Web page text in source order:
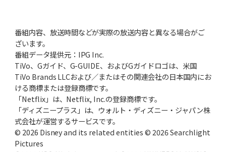
番組内容、放送時間などが実際の放送内容と異なる場合がご
ざいます。
番組データ提供元：IPG Inc.
TiVo、Gガイド、G-GUIDE、およびGガイドロゴは、米国
TiVo Brands LLCおよび／またはその関連会社の日本国内にお
ける商標または登録商標です。
「Netflix」は、Netflix, Inc.の登録商標です。
「ディズニープラス」は、ウォルト・ディズニー・ジャパン株
式会社が運営するサービスです。
© 2026 Disney and its related entities © 2026 Searchlight
Pictures